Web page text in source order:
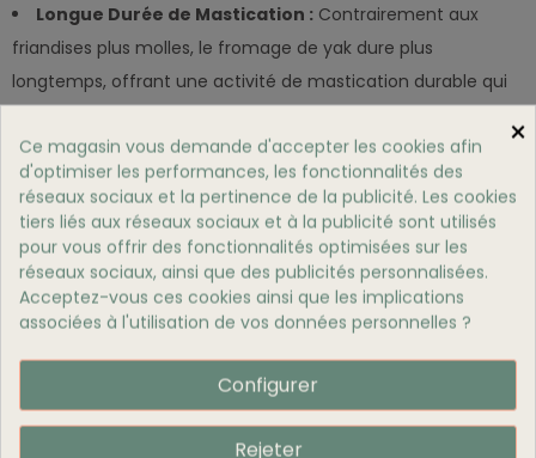
Longue Durée de Mastication : Contrairement aux
friandises plus molles, le fromage de yak dure plus
longtemps, offrant une activité de mastication durable qui
Composition Nutritionnelle Du Fromage De
Yak
Notre fromage de yak pour chiens est composé
d'ingrédients simples et naturels :
Lait de Yak :Une source riche en protéines et calcium.
Sel de Mer :Utilisé en petite quantité pour le processus
Jus de Citron :Un agent de caillage naturel qui aide à
×
Ce magasin vous demande d'accepter les cookies afin
d'optimiser les performances, les fonctionnalités des
réseaux sociaux et la pertinence de la publicité. Les cookies
tiers liés aux réseaux sociaux et à la publicité sont utilisés
pour vous offrir des fonctionnalités optimisées sur les
réseaux sociaux, ainsi que des publicités personnalisées.
Acceptez-vous ces cookies ainsi que les implications
associées à l'utilisation de vos données personnelles ?
Configurer
Rejeter